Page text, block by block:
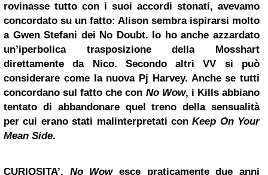
rovinasse tutto con i suoi accordi stonati, avevamo
concordato su un fatto: Alison sembra ispirarsi molto
a Gwen Stefani dei No Doubt. Io ho anche azzardato
un’iperbolica trasposizione della Mosshart
direttamente da Nico. Secondo altri VV si può
considerare come la nuova Pj Harvey. Anche se tutti
concordano sul fatto che con No Wow, i Kills abbiano
tentato di abbandonare quel treno della sensualità
per cui erano stati malinterpretati conKeep On Your
Mean Side.
CURIOSITA’. No Wowesce praticamente due anni